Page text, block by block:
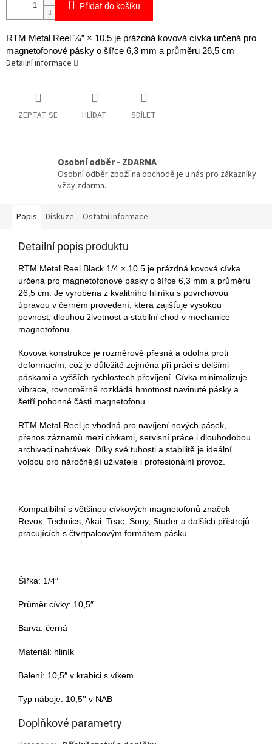
Přidat do košíku
RTM Metal Reel ¼” × 10.5 je prázdná kovová cívka určená pro
magnetofonové pásky o šířce 6,3 mm a průměru 26,5 cm
Detailní informace
ZEPTAT SE HLÍDAT SDÍLET
Osobní odběr - ZDARMA
Osobní odběr zboží na obchodě je u nás pro zákazníky
vždy zdarma.
Popis Diskuze Ostatní informace
Detailní popis produktu
RTM Metal Reel Black 1/4 × 10.5 je prázdná kovová cívka
určená pro magnetofonové pásky o šířce 6,3 mm a průměru
26,5 cm. Je vyrobena z kvalitního hliníku s povrchovou
úpravou v černém provedení, která zajišťuje vysokou
pevnost, dlouhou životnost a stabilní chod v mechanice
magnetofonu.
Kovová konstrukce je rozměrově přesná a odolná proti
deformacím, což je důležité zejména při práci s delšími
páskami a vyšších rychlostech převíjení. Cívka minimalizuje
vibrace, rovnoměrně rozkládá hmotnost navinuté pásky a
šetří pohonné části magnetofonu.
RTM Metal Reel je vhodná pro navíjení nových pásek,
přenos záznamů mezi cívkami, servisní práce i dlouhodobou
archivaci nahrávek. Díky své tuhosti a stabilitě je ideální
volbou pro náročnější uživatele i profesionální provoz.
Kompatibilní s většinou cívkových magnetofonů značek
Revox, Technics, Akai, Teac, Sony, Studer a dalších přístrojů
pracujících s čtvrtpalcovým formátem pásku.
Šířka: 1/4″
Průměr cívky: 10,5″
Barva: černá
Materiál: hliník
Balení: 10,5″ v krabici s víkem
Typ náboje: 10,5'' v NAB
Doplňkové parametry